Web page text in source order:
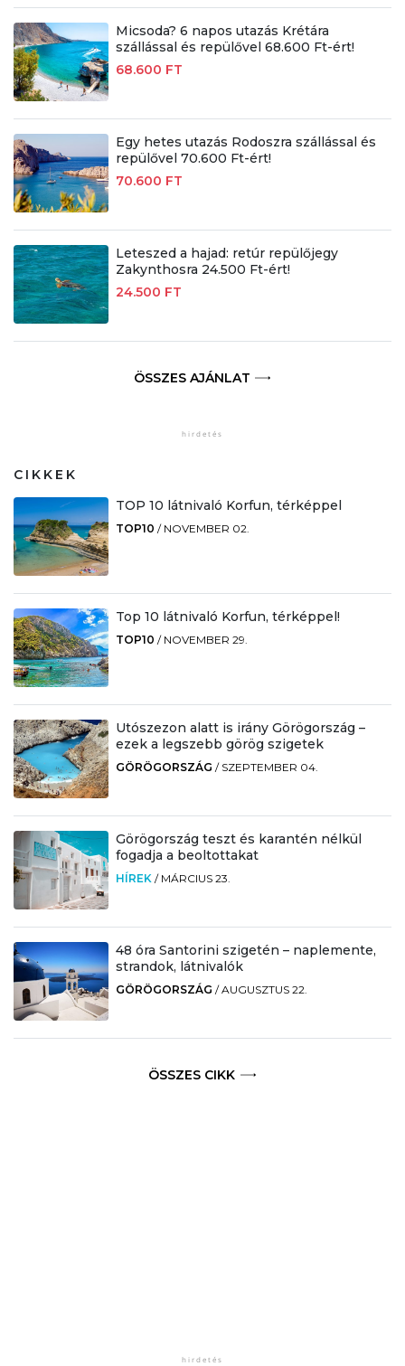
Micsoda? 6 napos utazás Krétára
szállással és repülővel 68.600 Ft-ért!
68.600 FT
Egy hetes utazás Rodoszra szállással és
repülővel 70.600 Ft-ért!
70.600 FT
Leteszed a hajad: retúr repülőjegy
Zakynthosra 24.500 Ft-ért!
24.500 FT
ÖSSZES AJÁNLAT
CIKKEK
TOP 10 látnivaló Korfun, térképpel
TOP10 / NOVEMBER 02.
Top 10 látnivaló Korfun, térképpel!
TOP10 / NOVEMBER 29.
Utószezon alatt is irány Görögország –
ezek a legszebb görög szigetek
GÖRÖGORSZÁG / SZEPTEMBER 04.
Görögország teszt és karantén nélkül
fogadja a beoltottakat
HÍREK / MÁRCIUS 23.
48 óra Santorini szigetén – naplemente,
strandok, látnivalók
GÖRÖGORSZÁG /AUGUSZTUS 22.
ÖSSZES CIKK